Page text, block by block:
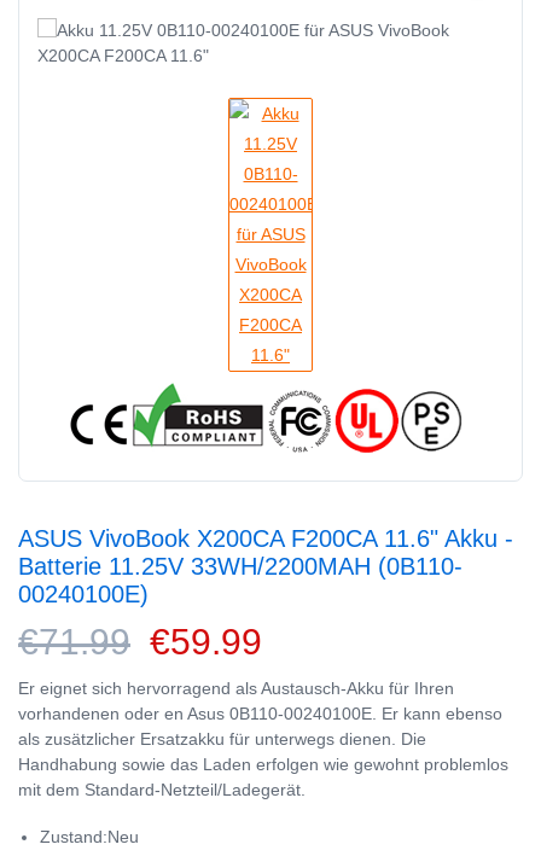
ASUS VivoBook X200CA F200CA 11.6" Akku -
Batterie 11.25V 33WH/2200MAH (0B110-
00240100E)
€71.99 €59.99
Er eignet sich hervorragend als Austausch-Akku für Ihren
vorhandenen oder en Asus 0B110-00240100E. Er kann ebenso
als zusätzlicher Ersatzakku für unterwegs dienen. Die
Handhabung sowie das Laden erfolgen wie gewohnt problemlos
mit dem Standard-Netzteil/Ladegerät.
Zustand:Neu